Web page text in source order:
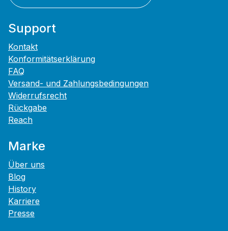
Support
Kontakt
Konformitätserklärung
FAQ
Versand- und Zahlungsbedingungen
Widerrufsrecht
Rückgabe
Reach
Marke
Über uns
Blog
History
Karriere
Presse